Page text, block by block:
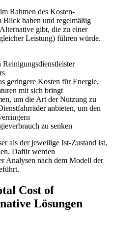
Rahmen des Kosten-
Blick haben und regelmäßig
gibt, die zu einer
Leistung) führen würde.
Reinigungsdienstleister
geringere Kosten für Energie,
mit sich bringt
um die Art der Nutzung zu
anbieten, um den
zu senken
als der jeweilige Ist-Zustand ist,
Dafür werden
Analysen nach dem Modell der
Cost of
Lösungen